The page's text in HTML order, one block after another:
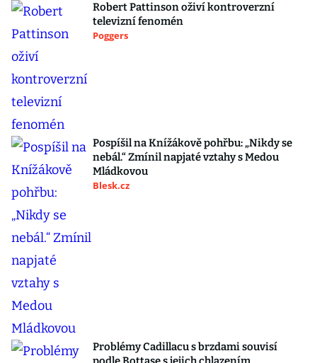
Robert Pattinson oživí kontroverzní
televizní fenomén
Poggers
Pospíšil na Knížákově pohřbu: „Nikdy se
nebál.“ Zmínil napjaté vztahy s Medou
Mládkovou
Blesk.cz
Problémy Cadillacu s brzdami souvisí